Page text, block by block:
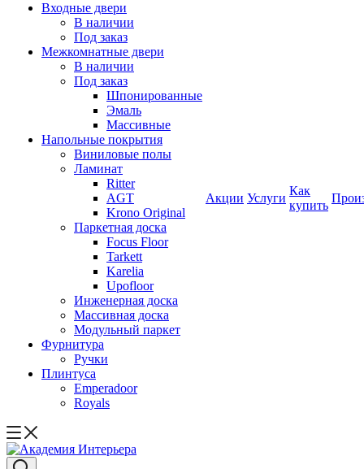
Входные двери
В наличии
Под заказ
Межкомнатные двери
В наличии
Под заказ
Шпонированные
Эмаль
Массивные
Напольные покрытия
Виниловые полы
Ламинат
Ritter
AGT
Krono Original
Паркетная доска
Focus Floor
Tarkett
Karelia
Upofloor
Инженерная доска
Массивная доска
Модульный паркет
Фурнитура
Ручки
Плинтуса
Emperadoor
Royals
Акции Услуги
Как
купить